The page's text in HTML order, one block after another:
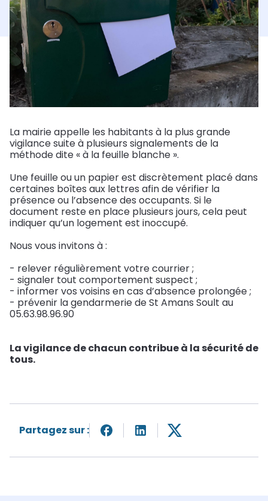
Comptes
rendus
Tarifs
municipaux
Salles
Aides :
frelons,
façades
Environnement
Le
Autres
associations
Equipements
et
installations
Formulaires
Ecoles
Restauration
et Garderie
scolaire
scolaires
Accueil
de
loisirs
(3-12
ans)
Accueil
jeunes
(12 - 17
ans)
Santé
CCAS
Jardins
amicaux
Séniors
Infos
pratiques
Urbanisme
Démarches
travaux
Documents
Affaires
en
cours
Permis
de
Eau et
Assainissement
Déchets
Tourisme
Sentiers de
randonnée
Hébergements
Restauration
Aire
camping
car
Economie
Contact
Rechercher
La mairie appelle les habitants à la plus grande
vigilance suite à plusieurs signalements de la
méthode dite « à la feuille blanche ».
Une feuille ou un papier est discrètement placé dans
certaines boîtes aux lettres afin de vérifier la
présence ou l’absence des occupants. Si le
document reste en place plusieurs jours, cela peut
indiquer qu’un logement est inoccupé.
Nous vous invitons à :
- relever régulièrement votre courrier ;
- signaler tout comportement suspect ;
- informer vos voisins en cas d’absence prolongée ;
- prévenir la gendarmerie de St Amans Soult au
05.63.98.96.90
La vigilance de chacun contribue à la sécurité de
tous.
Partagez sur :